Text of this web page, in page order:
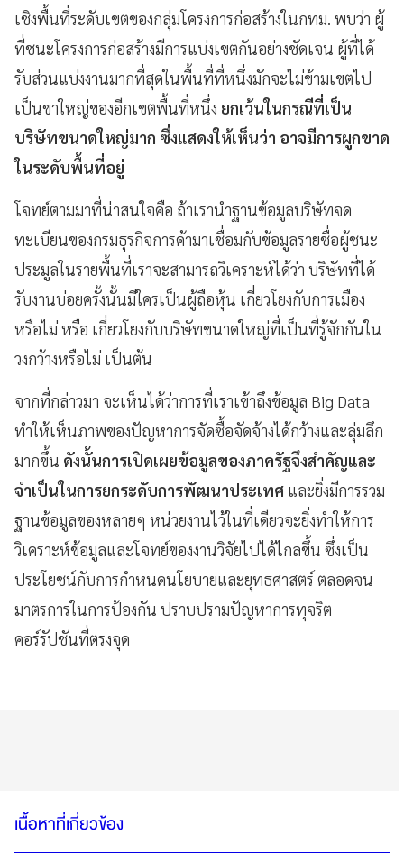
เชิงพื้นที่ระดับเขตของกลุ่มโครงการก่อสร้างในกทม. พบว่า ผู้
ที่ชนะโครงการก่อสร้างมีการแบ่งเขตกันอย่างชัดเจน ผู้ที่ได้
รับส่วนแบ่งงานมากที่สุดในพื้นที่ที่หนึ่งมักจะไม่ข้ามเขตไป
เป็นขาใหญ่ของอีกเขตพื้นที่หนึ่ง ยกเว้นในกรณีที่เป็น
บริษัทขนาดใหญ่มาก ซึ่งแสดงให้เห็นว่า อาจมีการผูกขาด
ในระดับพื้นที่อยู่
โจทย์ตามมาที่น่าสนใจคือ ถ้าเรานำฐานข้อมูลบริษัทจด
ทะเบียนของกรมธุรกิจการค้ามาเชื่อมกับข้อมูลรายชื่อผู้ชนะ
ประมูลในรายพื้นที่เราจะสามารถวิเคราะห์ได้ว่า บริษัทที่ได้
รับงานบ่อยครั้งนั้นมีใครเป็นผู้ถือหุ้น เกี่ยวโยงกับการเมือง
หรือไม่ หรือ เกี่ยวโยงกับบริษัทขนาดใหญ่ที่เป็นที่รู้จักกันใน
วงกว้างหรือไม่ เป็นต้น
จากที่กล่าวมา จะเห็นได้ว่าการที่เราเข้าถึงข้อมูล Big Data
ทำให้เห็นภาพของปัญหาการจัดซื้อจัดจ้างได้กว้างและลุ่มลึก
มากขึ้น ดังนั้นการเปิดเผยข้อมูลของภาครัฐจึงสำคัญและ
จำเป็นในการยกระดับการพัฒนาประเทศ และยิ่งมีการรวม
ฐานข้อมูลของหลายๆ หน่วยงานไว้ในที่เดียวจะยิ่งทำให้การ
วิเคราะห์ข้อมูลและโจทย์ของงานวิจัยไปได้ไกลขึ้น ซึ่งเป็น
ประโยชน์กับการกำหนดนโยบายและยุทธศาสตร์ ตลอดจน
มาตรการในการป้องกัน ปราบปรามปัญหาการทุจริต
คอร์รัปชันที่ตรงจุด
เนื้อหาที่เกี่ยวข้อง